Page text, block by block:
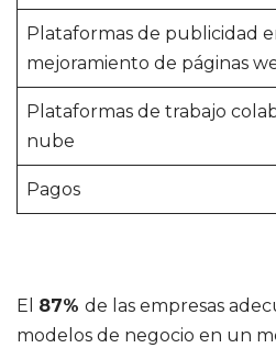
Plataformas de publicidad
mejoramiento de páginas
Plataformas de trabajo
nube
Pagos
El 87% de las empresas
modelos de negocio en un